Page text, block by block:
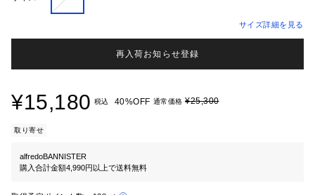
サイズ詳細を見る
再入荷お知らせ登録
¥15,180 税込 40%OFF 通常価格 ¥25,300
取り寄せ
alfredoBANNISTER
購入合計金額4,990円以上で送料無料